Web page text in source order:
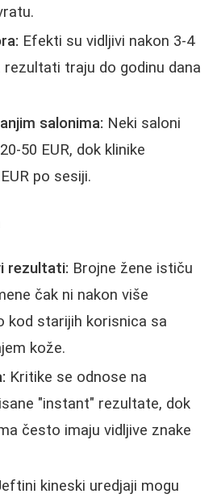
Efekti su vidljivi nakon 3-4
traju do godinu dana
salonima: Neki saloni
50 EUR, dok klinike
po sesiji.
rezultati: Brojne žene ističu
čak ni nakon više
kod starijih korisnica sa
kože.
Kritike se odnose na
"instant" rezultate, dok
često imaju vidljive znake
kineski uredjaji mogu